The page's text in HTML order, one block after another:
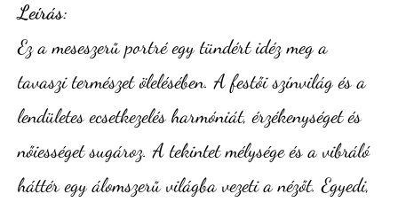
Leírás:
Ez a meseszerű portré egy tündért idéz meg a
tavaszi természet ölelésében. A festői színvilág és a
lendületes ecsetkezelés harmóniát, érzékenységet és
nőiességet sugároz. A tekintet mélysége és a vibráló
háttér egy álomszerű világba vezeti a nézőt. Egyedi,